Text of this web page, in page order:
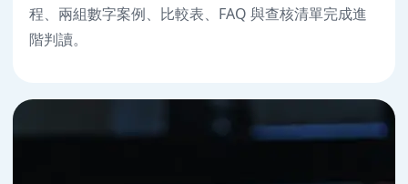
程、兩組數字案例、比較表、FAQ 與查核清單完成進
階判讀。